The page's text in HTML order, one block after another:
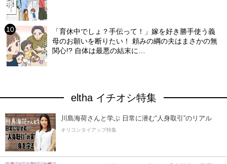
「育休中でしょ？手伝って！」嫁を好き勝手使う義
母のお願いを断りたい！ 頼みの綱の夫はまさかの無
関心!? 自体は最悪の結末に…
eltha イチオシ特集
川島海荷さんと学ぶ 日常に潜む“人身取引”のリアル
オリコンタイアップ特集